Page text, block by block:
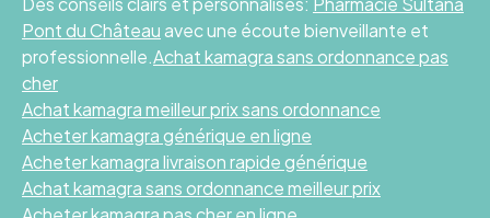
Pont du Châteauavec une écoute bienveillante et
professionnelle.Achat kamagra sans ordonnance pas
cher
Achat kamagra meilleur prix sans ordonnance
Acheter kamagra générique en ligne
Acheter kamagra livraison rapide générique
Achat kamagra sans ordonnance meilleur prix